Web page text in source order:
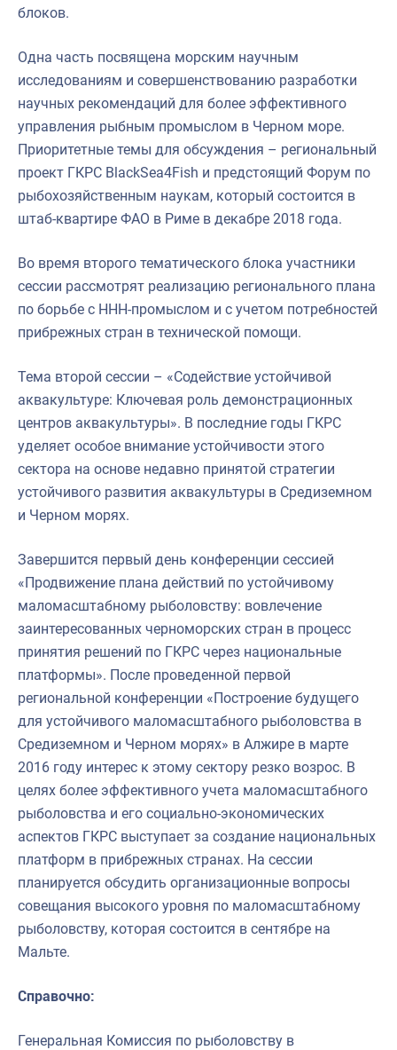
блоков.
Одна часть посвящена морским научным
исследованиям и совершенствованию разработки
научных рекомендаций для более эффективного
управления рыбным промыслом в Черном море.
Приоритетные темы для обсуждения – региональный
проект ГКРС BlackSea4Fish и предстоящий Форум по
рыбохозяйственным наукам, который состоится в
штаб-квартире ФАО в Риме в декабре 2018 года.
Во время второго тематического блока участники
сессии рассмотрят реализацию регионального плана
по борьбе с ННН-промыслом и с учетом потребностей
прибрежных стран в технической помощи.
Тема второй сессии – «Содействие устойчивой
аквакультуре: Ключевая роль демонстрационных
центров аквакультуры». В последние годы ГКРС
уделяет особое внимание устойчивости этого
сектора на основе недавно принятой стратегии
устойчивого развития аквакультуры в Средиземном
и Черном морях.
Завершится первый день конференции сессией
«Продвижение плана действий по устойчивому
маломасштабному рыболовству: вовлечение
заинтересованных черноморских стран в процесс
принятия решений по ГКРС через национальные
платформы». После проведенной первой
региональной конференции «Построение будущего
для устойчивого маломасштабного рыболовства в
Средиземном и Черном морях» в Алжире в марте
2016 году интерес к этому сектору резко возрос. В
целях более эффективного учета маломасштабного
рыболовства и его социально-экономических
аспектов ГКРС выступает за создание национальных
платформ в прибрежных странах. На сессии
планируется обсудить организационные вопросы
совещания высокого уровня по маломасштабному
рыболовству, которая состоится в сентябре на
Мальте.
Справочно:
Генеральная Комиссия по рыболовству в